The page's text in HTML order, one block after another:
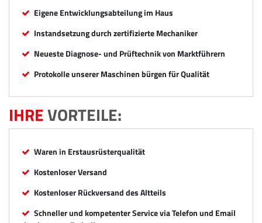
Eigene Entwicklungsabteilung im Haus
Instandsetzung durch zertifizierte Mechaniker
Neueste Diagnose- und Prüftechnik von Marktführern
Protokolle unserer Maschinen bürgen für Qualität
IHREVORTEILE:
Waren in Erstausrüsterqualität
Kostenloser Versand
Kostenloser Rückversand des Altteils
Schneller und kompetenter Service via Telefon und Email